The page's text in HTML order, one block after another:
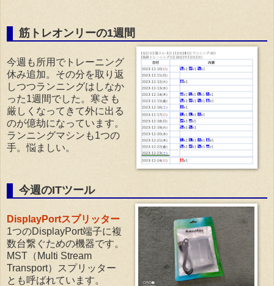
筋トレオンリーの1週間
今週も所用でトレーニング
休み追加。その分を取り返
しつつランニングはしなか
った1週間でした。寒さも
厳しくなってきて外に出る
のが億劫になっています。
ランニングマシンも1つの
手。悩ましい。
今週のITツール
DisplayPortスプリッター
1つのDisplayPort端子に複
数台繋ぐための機器です。
MST（Multi Stream
Transport）スプリッター
とも呼ばれています。